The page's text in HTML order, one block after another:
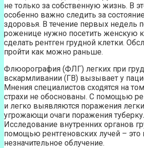
не только за собственную жизнь. В
особенно важно следить за
здоровья. В течение первых недель
роженице нужно посетить женскую
сделать рентген грудной клетки.
пройти как можно раньше.
Флюорография (ФЛГ) легких при
вскармливании (ГВ) вызывает у
Мнения специалистов сходятся на
страхи не обоснованы. С помощью
и легко выявляются поражения
угрожающи очаги поражения
Исследование внутренних органов
помощью рентгеновских лучей – это
незначительное облучение.